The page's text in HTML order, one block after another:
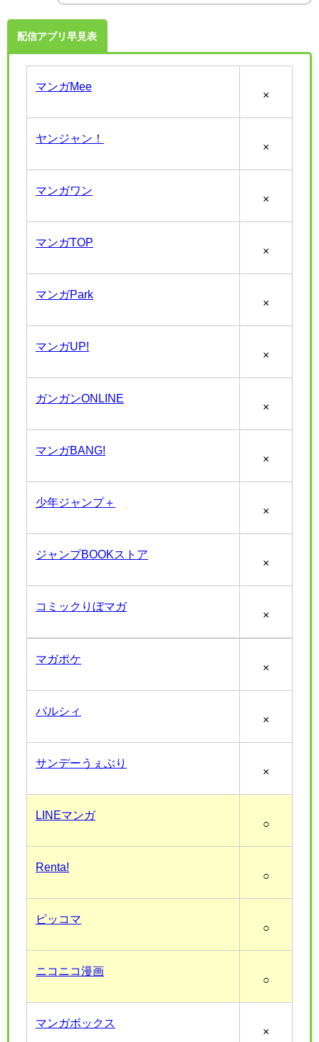
配信アプリ早見表
マンガMee
×
ヤンジャン！
×
マンガワン
×
マンガTOP
×
マンガPark
×
マンガUP!
×
ガンガンONLINE
×
マンガBANG!
×
少年ジャンプ＋
×
ジャンプBOOKストア
×
コミックりぼマガ
×
マガポケ
×
パルシィ
×
サンデーうぇぶり
×
LINEマンガ
○
Renta!
○
ピッコマ
○
ニコニコ漫画
○
マンガボックス
×